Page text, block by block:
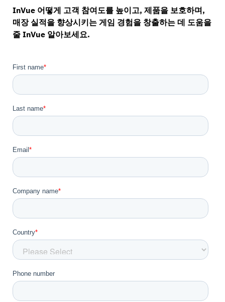
InVue 어떻게 고객 참여도를 높이고, 제품을 보호하며,
매장 실적을 향상시키는 게임 경험을 창출하는 데 도움을
줄 InVue 알아보세요.